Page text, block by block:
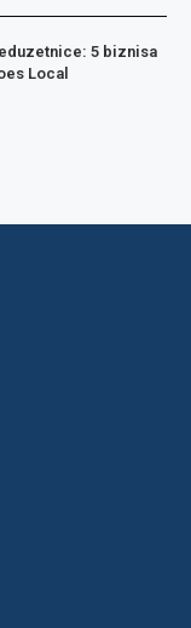
5 biznisa
Local